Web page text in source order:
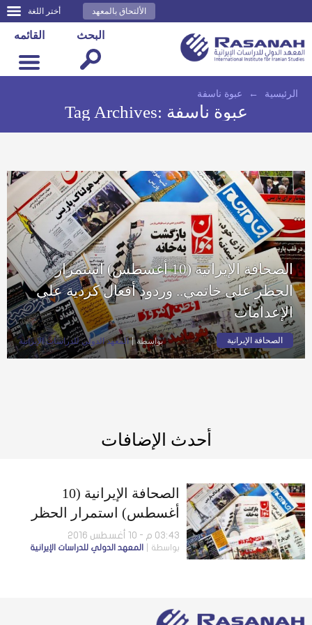
أختر اللغة الألتحاق بالمعهد
القائمه البحث
الرئيسية ← عبوة ناسفة
Tag Archives: عبوة ناسفة
الصحافة الإيرانية (10 أغسطس) استمرار
الحظر على خاتمي.. وردود أفعال كردية على
الإعدامات
الصحافة الإيرانية بواسطة المعهد الدولي للدراسات الإيرانية
أحدث الإضافات
الصحافة الإيرانية (10
أغسطس) استمرار الحظر
على خاتمي.. وردود أفعال
كردية على الإعدامات
03:43 م - 10 أغسطس 2016
بواسطة المعهد الدولي للدراسات الإيرانية